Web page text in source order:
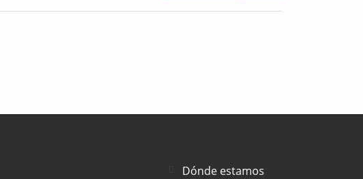
Dónde estamos